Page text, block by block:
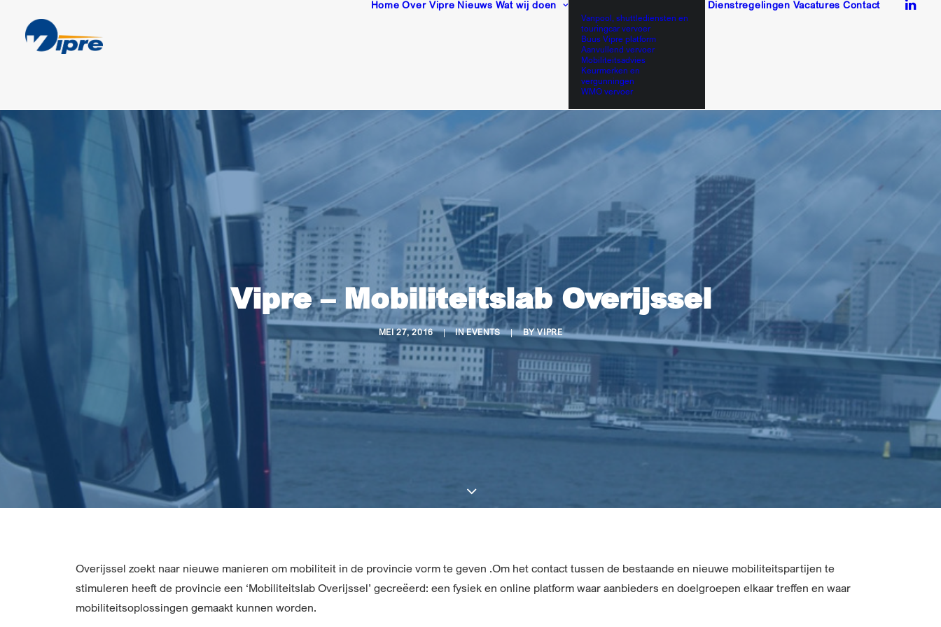
Home Over Vipre Nieuws Wat wij doen
Vanpool, shuttlediensten en
touringcar vervoer
Buus Vipre platform
Aanvullend vervoer
Mobiliteitsadvies
Keurmerken en
vergunningen
WMO vervoer
Dienstregelingen Vacatures Contact
Vipre – Mobiliteitslab Overijssel
MEI 27, 2016 | INEVENTS | BYVIPRE
Overijssel zoekt naar nieuwe manieren om mobiliteit in de provincie vorm te geven .Om het contact tussen de bestaande en nieuwe mobiliteitspartijen te
stimuleren heeft de provincie een ‘Mobiliteitslab Overijssel’ gecreëerd: een fysiek en online platform waar aanbieders en doelgroepen elkaar treffen en waar
mobiliteitsoplossingen gemaakt kunnen worden.